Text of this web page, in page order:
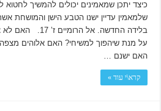
כיצד יתכן שמאמינים יכולים להמשיך
שלמאמין עדיין ישנו הטבע הישן והמושחת
בלידה החדשה. אל
על מנת שיהפוך למשיחי? האם אלוהים מצפה
האם ישנם …
קרא\י עוד »